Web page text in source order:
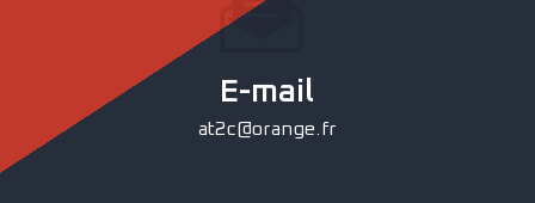
E-mail
at2c@orange.fr